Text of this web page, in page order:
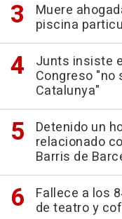
Muere
piscina
Junts insiste
Congreso "no
Catalunya"
Detenido un
relacionado
Barris de
Fallece a los
de teatro y